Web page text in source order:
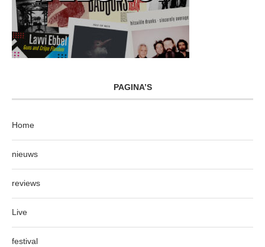
PAGINA’S
Home
nieuws
reviews
Live
festival